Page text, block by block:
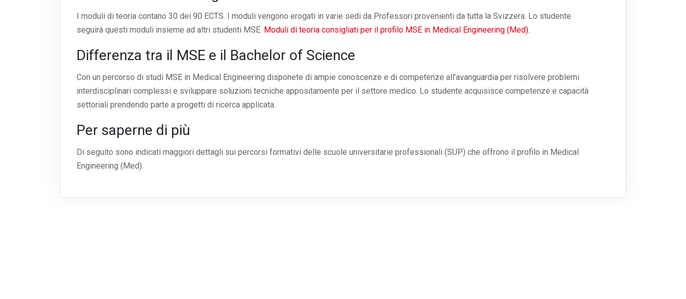
I moduli di teoria contano 30 dei 90 ECTS. I moduli vengono erogati in varie sedi da Professori provenienti da tutta la Svizzera. Lo studente
seguirà questi moduli insieme ad altri studenti MSE. Moduli di teoria consigliati per il profilo MSE in Medical Engineering (Med).
Differenza tra il MSE e il Bachelor of Science
Con un percorso di studi MSE in Medical Engineering disponete di ampie conoscenze e di competenze all’avanguardia per risolvere problemi
interdisciplinari complessi e sviluppare soluzioni tecniche appositamente per il settore medico. Lo studente acquisisce competenze e capacità
settoriali prendendo parte a progetti di ricerca applicata.
Per saperne di più
Di seguito sono indicati maggiori dettagli sui percorsi formativi delle scuole universitarie professionali (SUP) che offrono il profilo in Medical
Engineering (Med).